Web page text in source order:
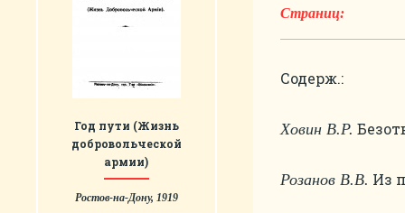
Год пути (Жизнь
добровольческой
армии)
Ростов-на-Дону, 1919
Страниц:
Содерж.:
Ховин В.Р.
Розанов В.В. Из